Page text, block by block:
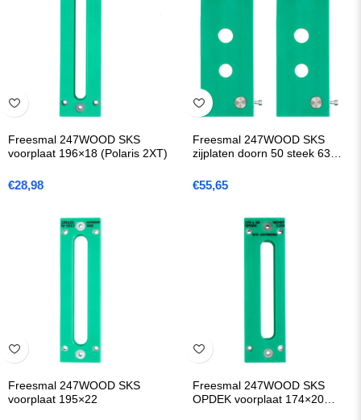
Freesmal 247WOOD SKS
voorplaat 196×18 (Polaris 2XT)
€28,98
Freesmal 247WOOD SKS
zijplaten doorn 50 steek 63
€55,65
Freesmal 247WOOD SKS
voorplaat 195×22
Freesmal 247WOOD SKS
OPDEK voorplaat 174×20